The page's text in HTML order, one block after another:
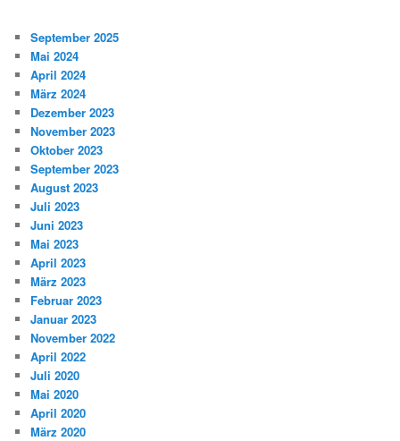
September 2025
Mai 2024
April 2024
März 2024
Dezember 2023
November 2023
Oktober 2023
September 2023
August 2023
Juli 2023
Juni 2023
Mai 2023
April 2023
März 2023
Februar 2023
Januar 2023
November 2022
April 2022
Juli 2020
Mai 2020
April 2020
März 2020